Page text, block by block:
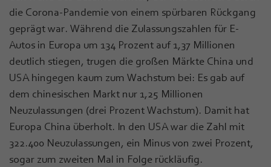
die Corona-Pandemie von einem spürbaren Rückgang
geprägt war. Während die Zulassungszahlen für E-
Autos in Europa um 134 Prozent auf 1,37 Millionen
deutlich stiegen, trugen die großen Märkte China und
USA hingegen kaum zum Wachstum bei: Es gab auf
dem chinesischen Markt nur 1,25 Millionen
Neuzulassungen (drei Prozent Wachstum). Damit hat
Europa China überholt. In den USA war die Zahl mit
322.400 Neuzulassungen, ein Minus von zwei Prozent,
sogar zum zweiten Mal in Folge rückläufig.